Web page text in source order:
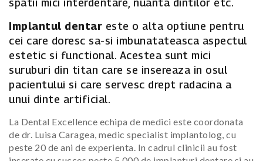
spatii mici interdentare, nuanta dintilor etc.
Implantul dentar este o alta optiune pentru
cei care doresc sa-si imbunatateasca aspectul
estetic si functional. Acestea sunt mici
suruburi din titan care se insereaza in osul
pacientului si care servesc drept radacina a
unui dinte artificial.
La Dental Excellence echipa de medici este coordonata
de dr. Luisa Caragea, medic specialist implantolog, cu
peste 20 de ani de experienta. In cadrul clinicii au fost